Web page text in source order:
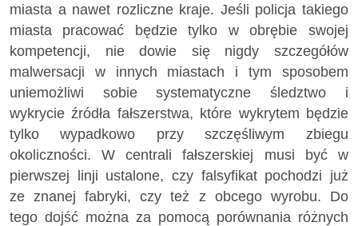
miasta a nawet rozliczne kraje. Jeśli policja takiego
miasta pracować będzie tylko w obrębie swojej
kompetencji, nie dowie się nigdy szczegółów
malwersacji w innych miastach i tym sposobem
uniemożliwi sobie systematyczne śledztwo i
wykrycie źródła fałszerstwa, które wykrytem będzie
tylko wypadkowo przy szczęśliwym zbiegu
okoliczności. W centrali fałszerskiej musi być w
pierwszej linji ustalone, czy falsyfikat pochodzi już
ze znanej fabryki, czy też z obcego wyrobu. Do
tego dojść można za pomocą porównania różnych